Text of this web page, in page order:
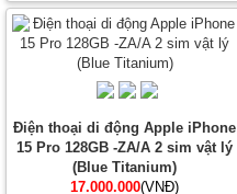
Điện thoại di động Apple iPhone
15 Pro 128GB -ZA/A 2 sim vật lý
(Blue Titanium)
17.000.000(VNĐ)